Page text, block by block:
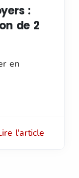
:
de 2
en
l'article